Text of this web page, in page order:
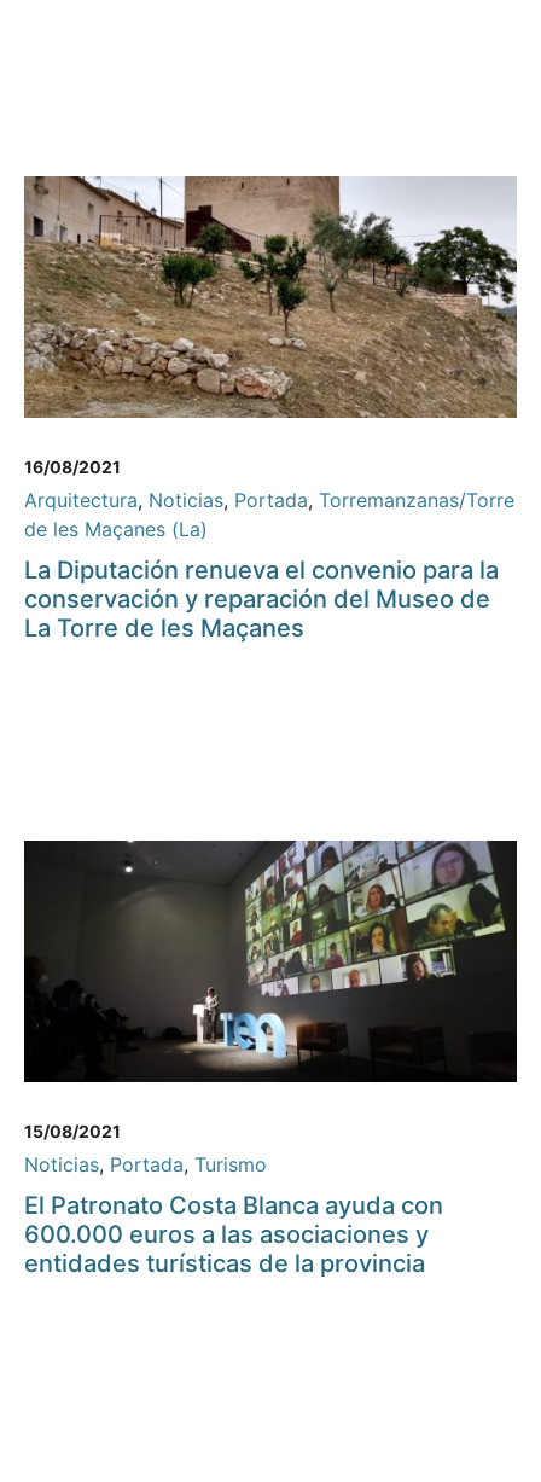
16/08/2021
Arquitectura, Noticias, Portada, Torremanzanas/Torre
de les Maçanes (La)
La Diputación renueva el convenio para la
conservación y reparación del Museo de
La Torre de les Maçanes
15/08/2021
Noticias, Portada, Turismo
El Patronato Costa Blanca ayuda con
600.000 euros a las asociaciones y
entidades turísticas de la provincia